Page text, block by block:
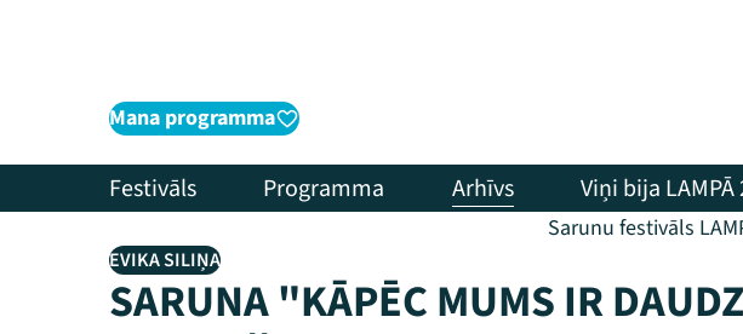
Mana programma
Festivāls Programma Arhīvs Viņi bija LAMPĀ
Sarunu festivāls
EVIKA SILIŅA
SARUNA "KĀPĒC MUMS IR DAUDZ